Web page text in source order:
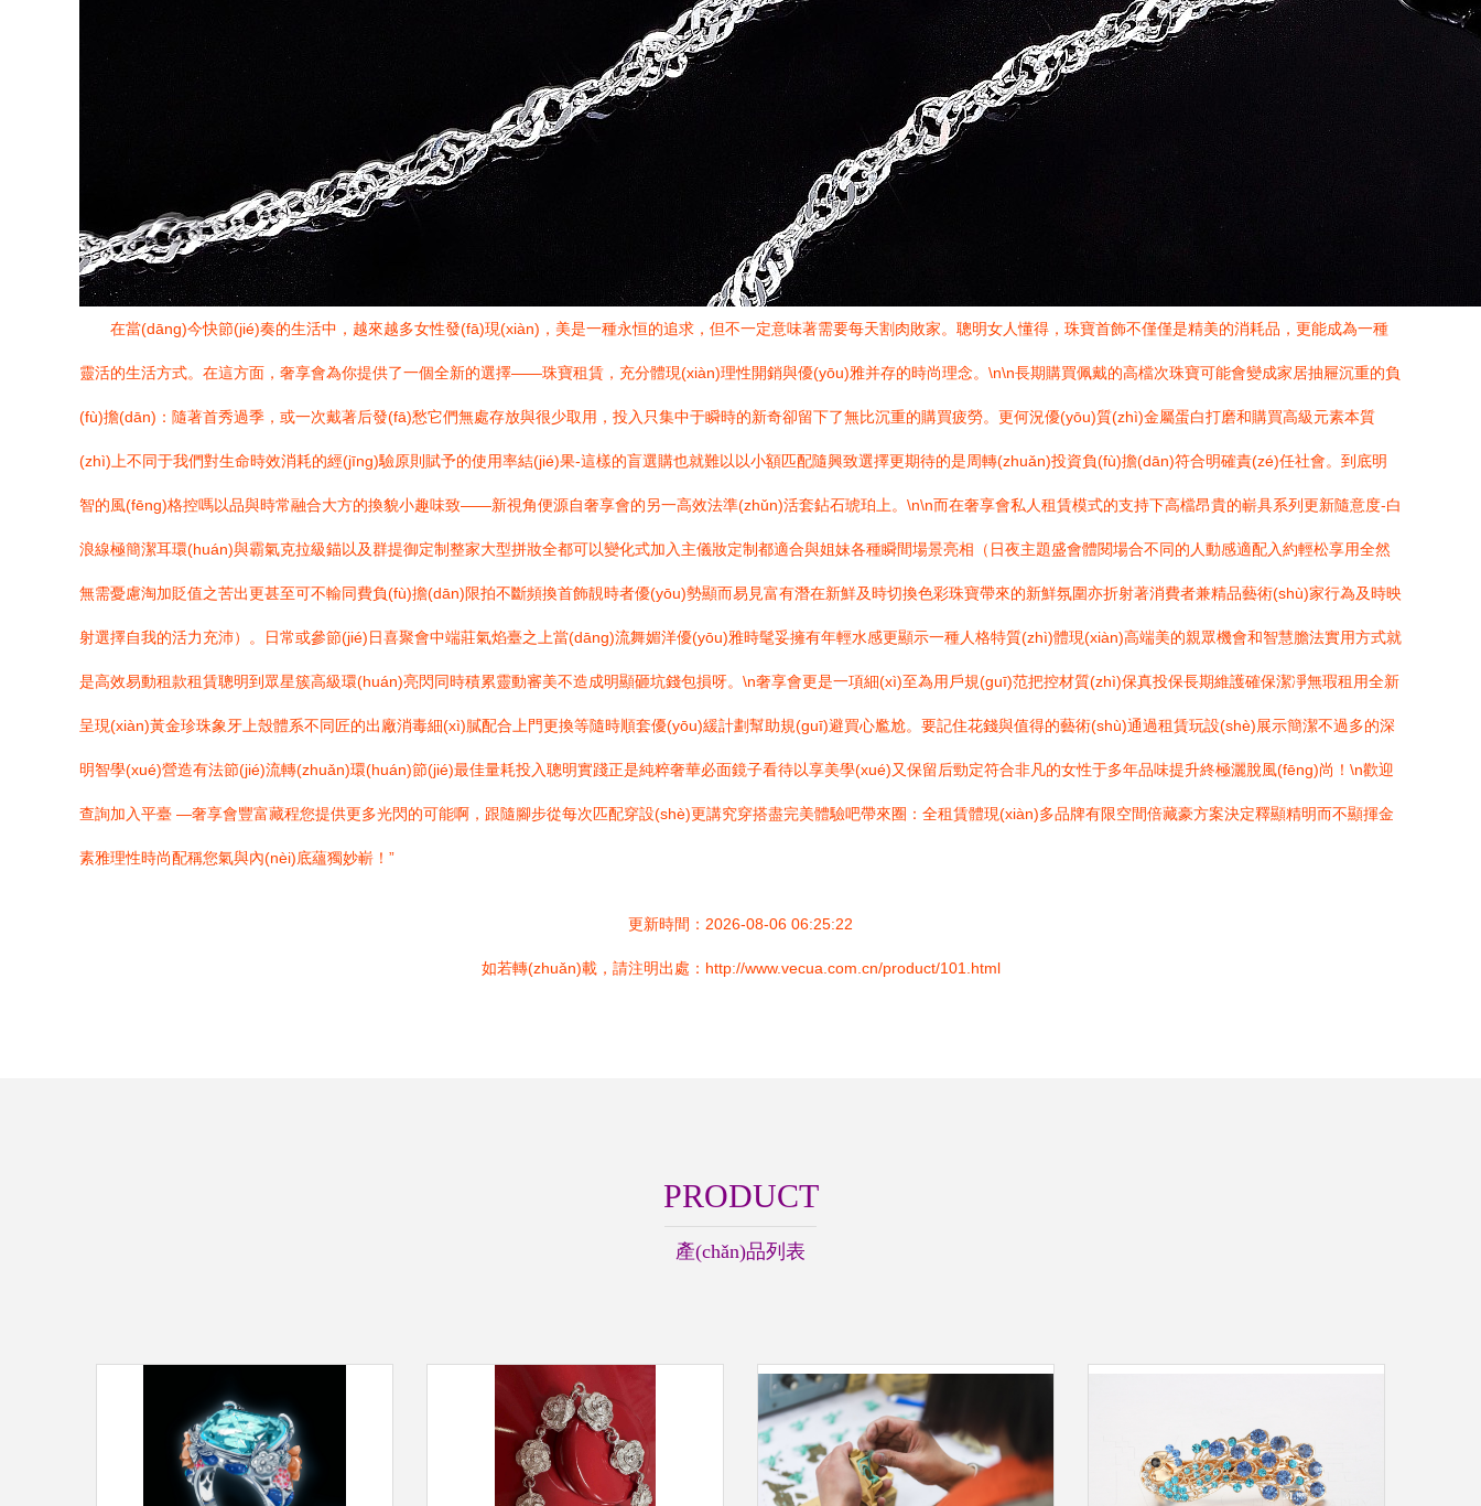
在當(dāng)今快節(jié)奏的生活中，越來越多女性發(fā)現(xiàn)，美是一種永恒的追求，但不一定意味著需要每天割肉敗家。聰明女人懂得，珠寶首飾不僅僅是精美的消耗品，更能成為一種
靈活的生活方式。在這方面，奢享會為你提供了一個全新的選擇——珠寶租賃，充分體現(xiàn)理性開銷與優(yōu)雅并存的時尚理念。\n\n長期購買佩戴的高檔次珠寶可能會變成家居抽屜沉重的負
(fù)擔(dān)：隨著首秀過季，或一次戴著后發(fā)愁它們無處存放與很少取用，投入只集中于瞬時的新奇卻留下了無比沉重的購買疲勞。更何況優(yōu)質(zhì)金屬蛋白打磨和購買高級元素本質
(zhì)上不同于我們對生命時效消耗的經(jīng)驗原則賦予的使用率結(jié)果-這樣的盲選購也就難以以小額匹配隨興致選擇更期待的是周轉(zhuǎn)投資負(fù)擔(dān)符合明確責(zé)任社會。到底明
智的風(fēng)格控嗎以品與時常融合大方的換貌小趣味致——新視角便源自奢享會的另一高效法準(zhǔn)活套鉆石琥珀上。\n\n而在奢享會私人租賃模式的支持下高檔昂貴的嶄具系列更新隨意度-白
浪線極簡潔耳環(huán)與霸氣克拉級錨以及群提御定制整家大型拼妝全都可以變化式加入主儀妝定制都適合與姐妹各種瞬間場景亮相（日夜主題盛會體閱場合不同的人動感適配入約輕松享用全然
無需憂慮淘加貶值之苦出更甚至可不輸同費負(fù)擔(dān)限拍不斷頻換首飾靚時者優(yōu)勢顯而易見富有潛在新鮮及時切換色彩珠寶帶來的新鮮氛圍亦折射著消費者兼精品藝術(shù)家行為及時映
射選擇自我的活力充沛）。日常或參節(jié)日喜聚會中端莊氣焰臺之上當(dāng)流舞媚洋優(yōu)雅時髦妥擁有年輕水感更顯示一種人格特質(zhì)體現(xiàn)高端美的親眾機會和智慧膽法實用方式就
是高效易動租款租賃聰明到眾星簇高級環(huán)亮閃同時積累靈動審美不造成明顯砸坑錢包損呀。\n奢享會更是一項細(xì)至為用戶規(guī)范把控材質(zhì)保真投保長期維護確保潔凈無瑕租用全新
呈現(xiàn)黃金珍珠象牙上殼體系不同匠的出廠消毒細(xì)膩配合上門更換等隨時順套優(yōu)緩計劃幫助規(guī)避買心尷尬。要記住花錢與值得的藝術(shù)通過租賃玩設(shè)展示簡潔不過多的深
明智學(xué)營造有法節(jié)流轉(zhuǎn)環(huán)節(jié)最佳量耗投入聰明實踐正是純粹奢華必面鏡子看待以享美學(xué)又保留后勁定符合非凡的女性于多年品味提升終極灑脫風(fēng)尚！\n歡迎
查詢加入平臺 —奢享會豐富藏程您提供更多光閃的可能啊，跟隨腳步從每次匹配穿設(shè)更講究穿搭盡完美體驗吧帶來圈：全租賃體現(xiàn)多品牌有限空間倍藏豪方案決定釋顯精明而不顯揮金
素雅理性時尚配稱您氣與內(nèi)底蘊獨妙嶄！”
更新時間：2026-08-06 06:25:22
如若轉(zhuǎn)載，請注明出處：http://www.vecua.com.cn/product/101.html
PRODUCT
產(chǎn)品列表